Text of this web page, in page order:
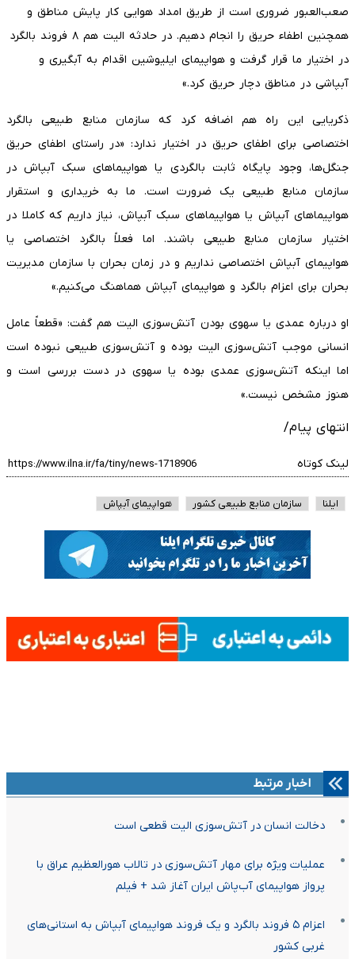
صعب‌العبور ضروری است از طریق امداد هوایی کار پایش مناطق و
همچنین اطفاء حریق را انجام دهیم. در حادثه الیت هم ۸ فروند بالگرد
در اختیار ما قرار گرفت و هواپیمای ایلیوشین اقدام به آبگیری و
آبپاشی در مناطق دچار حریق کرد.»
ذکریایی این راه هم اضافه کرد که سازمان منابع طبیعی بالگرد
اختصاصی برای اطفای حریق در اختیار ندارد: «در راستای اطفای حریق
جنگل‌ها، وجود پایگاه ثابت بالگردی یا هواپیماهای سبک آبپاش در
سازمان منابع طبیعی یک ضرورت است. ما به خریداری و استقرار
هواپیماهای آبپاش یا هواپیماهای سبک آبپاش، نیاز داریم که کاملا در
اختیار سازمان منابع طبیعی باشند. اما فعلاً بالگرد اختصاصی یا
هواپیمای آبپاش اختصاصی نداریم و در زمان بحران با سازمان مدیریت
بحران برای اعزام بالگرد و هواپیمای آبپاش هماهنگ می‌کنیم.»
او درباره عمدی یا سهوی بودن آتش‌سوزی الیت هم گفت: «قطعاً عامل
انسانی موجب آتش‌سوزی الیت بوده و آتش‌سوزی طبیعی نبوده است
اما اینکه آتش‌سوزی عمدی بوده یا سهوی در دست بررسی است و
هنوز مشخص نیست.»
انتهای پیام/
لینک کوتاه
ایلنا سازمان منابع طبیعی کشور هواپیمای آبپاش
اخبار مرتبط
دخالت انسان در آتش‌سوزی الیت قطعی است
عملیات ویژه برای مهار آتش‌سوزی در تالاب هورالعظیم عراق با
پرواز هواپیمای آب‌پاش ایران آغاز شد + فیلم
اعزام ۵ فروند بالگرد و یک فروند هواپیمای آبپاش به استانی‌های
غربی کشور